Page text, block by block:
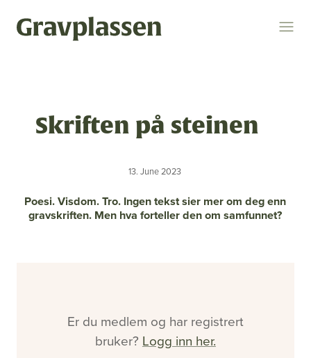
Temaer
statsforvalteren
ytring kulturminner religion og livssyn
Skriften på steinen
13. June 2023
Poesi. Visdom. Tro. Ingen tekst sier mer om deg enn
gravskriften. Men hva forteller den om samfunnet?
Er du medlem og har registrert
bruker? Logg inn her.